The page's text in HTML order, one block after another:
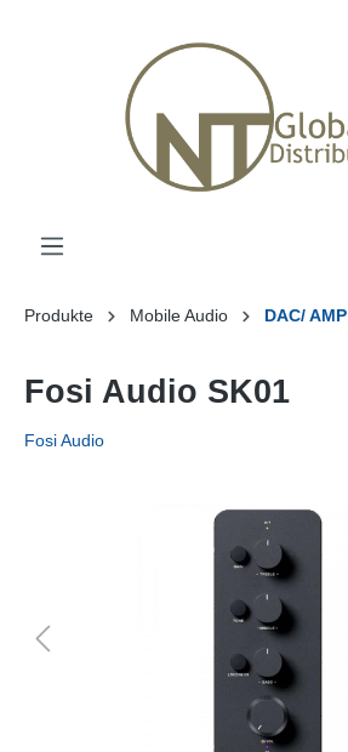
Produkte Mobile Audio DAC/ AMP
Fosi Audio SK01
Fosi Audio